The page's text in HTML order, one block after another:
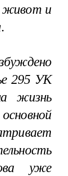
живот и
295 УК
жизнь
уже